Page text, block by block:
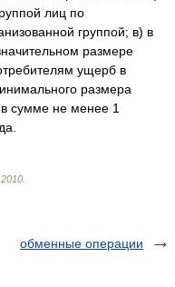
лиц по
группой; в) в
размере
ущерб в
размера
сумме не менее 1
2010
обменные операции